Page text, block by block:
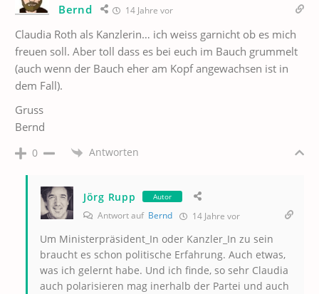
Bernd 14 Jahre vor
Claudia Roth als Kanzlerin… ich weiss garnicht ob es mich
freuen soll. Aber toll dass es bei euch im Bauch grummelt
(auch wenn der Bauch eher am Kopf angewachsen ist in
dem Fall).
Gruss
Bernd
0 Antworten
Jörg Rupp Autor
Antwort auf Bernd 14 Jahre vor
Um Ministerpräsident_In oder Kanzler_In zu sein
braucht es schon politische Erfahrung. Auch etwas,
was ich gelernt habe. Und ich finde, so sehr Claudia
auch polarisieren mag inerhalb der Partei und auch